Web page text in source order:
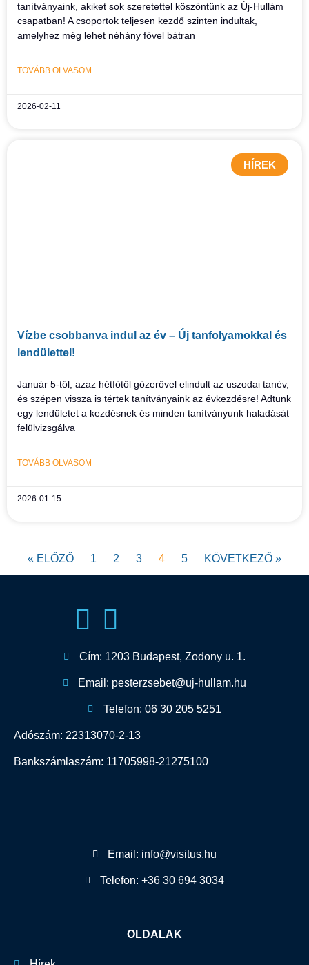
tanítványaink, akiket sok szeretettel köszöntünk az Új-Hullám
csapatban! A csoportok teljesen kezdő szinten indultak,
amelyhez még lehet néhány fővel bátran
TOVÁBB OLVASOM
2026-02-11
HÍREK
Vízbe csobbanva indul az év – Új tanfolyamokkal és
lendülettel!
Január 5-től, azaz hétfőtől gőzerővel elindult az uszodai tanév,
és szépen vissza is tértek tanítványaink az évkezdésre! Adtunk
egy lendületet a kezdésnek és minden tanítványunk haladását
felülvizsgálva
TOVÁBB OLVASOM
2026-01-15
« ELŐZŐ 1 2 3 4 5 KÖVETKEZŐ »
Cím: 1203 Budapest, Zodony u. 1.
Email: pesterzsebet@uj-hullam.hu
Telefon: 06 30 205 5251
Adószám: 22313070-2-13
Bankszámlaszám: 11705998-21275100
Email: info@visitus.hu
Telefon: +36 30 694 3034
OLDALAK